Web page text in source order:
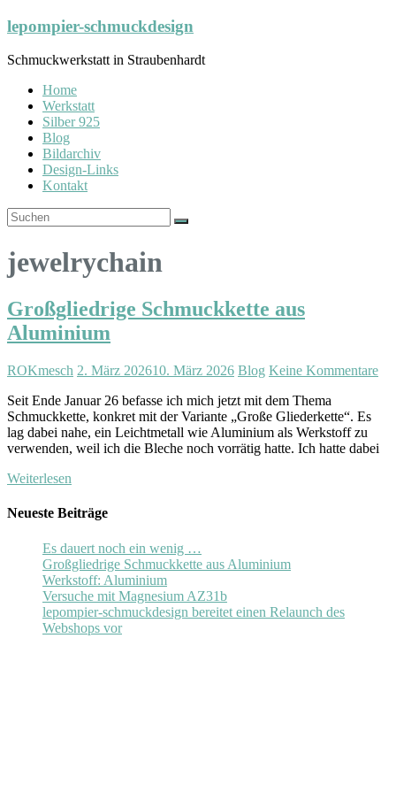
Zum
Inhalt
springen
lepompier-schmuckdesign
Schmuckwerkstatt in Straubenhardt
Home
Werkstatt
Silber 925
Blog
Bildarchiv
Design-Links
Kontakt
jewelrychain
Großgliedrige Schmuckkette aus
Aluminium
ROKmesch 2. März 202610. März 2026 Blog Keine Kommentare
Seit Ende Januar 26 befasse ich mich jetzt mit dem Thema
Schmuckkette, konkret mit der Variante „Große Gliederkette“. Es
lag dabei nahe, ein Leichtmetall wie Aluminium als Werkstoff zu
verwenden, weil ich die Bleche noch vorrätig hatte. Ich hatte dabei
Weiterlesen
Neueste Beiträge
Es dauert noch ein wenig …
Großgliedrige Schmuckkette aus Aluminium
Werkstoff: Aluminium
Versuche mit Magnesium AZ31b
lepompier-schmuckdesign bereitet einen Relaunch des
Webshops vor